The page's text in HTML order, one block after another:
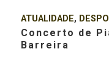
ATUALIDADE,
Concerto de
Barreira